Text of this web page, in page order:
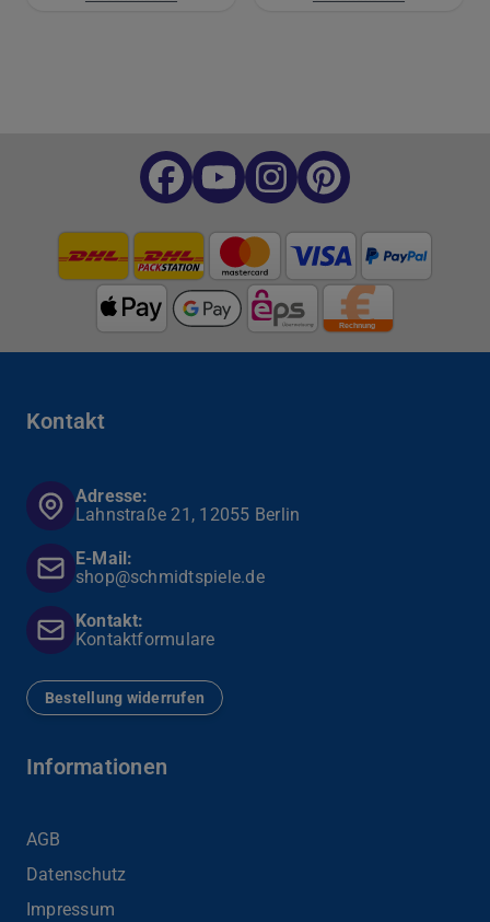
Kontakt
Adresse:
Lahnstraße 21, 12055 Berlin
E-Mail:
shop@schmidtspiele.de
Kontakt:
Kontaktformulare
Bestellung widerrufen
Informationen
AGB
Datenschutz
Impressum